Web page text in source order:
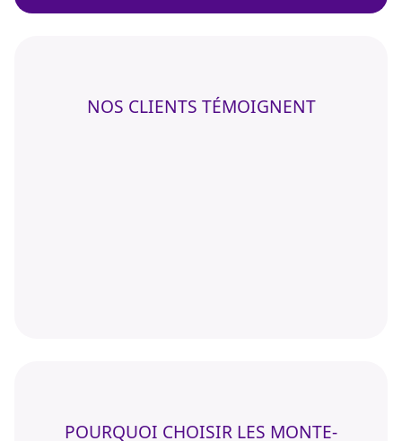
NOS CLIENTS TÉMOIGNENT
POURQUOI CHOISIR LES MONTE-